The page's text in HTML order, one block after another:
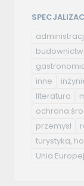
inne
literatura
ochrona
przemysł
turystyka,
Unia